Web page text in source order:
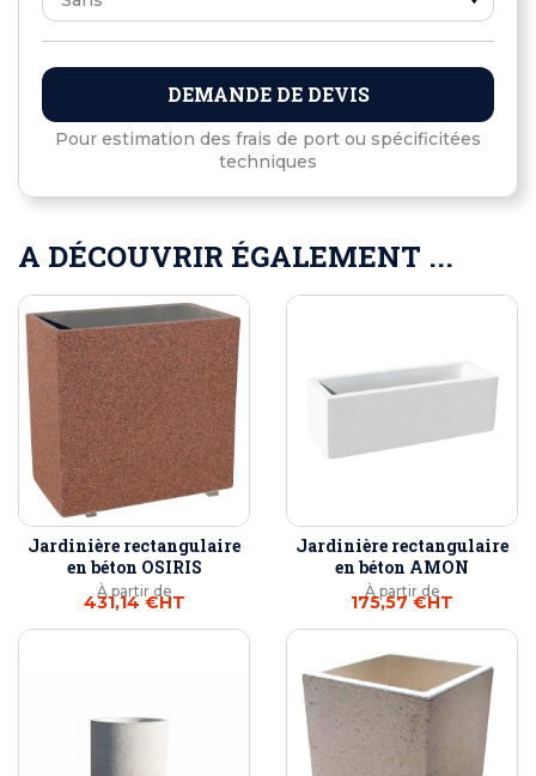
DEMANDE DE DEVIS
Pour estimation des frais de port ou spécificitées
techniques
A DÉCOUVRIR ÉGALEMENT ...
Jardinière rectangulaire
en béton OSIRIS
À partir de
431,14 €HT
Jardinière rectangulaire
en béton AMON
À partir de
175,57 €HT